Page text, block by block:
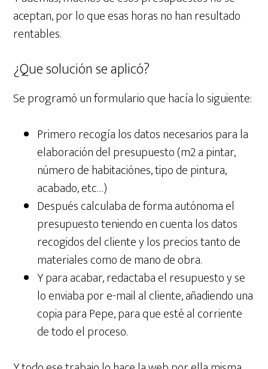
aceptan, por lo que esas horas no han resultado
rentables.
¿Que solución se aplicó?
Se programó un formulario que hacía lo siguiente:
Primero recogía los datos necesarios para la
elaboración del presupuesto (m2 a pintar,
número de habitaciónes, tipo de pintura,
acabado, etc…)
Después calculaba de forma autónoma el
presupuesto teniendo en cuenta los datos
recogidos del cliente y los precios tanto de
materiales como de mano de obra.
Y para acabar, redactaba el resupuesto y se
lo enviaba por e-mail al cliente, añadiendo una
copia para Pepe, para que esté al corriente
de todo el proceso.